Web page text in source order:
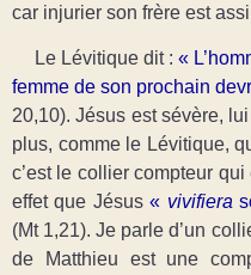
car injurier son frère est
Le Lévitique dit : «
femme de son prochain
20,10). Jésus est sévère,
plus, comme le Lévitique,
c’est le collier compteur
effet que Jésus« vivifiera
(Mt 1,21). Je parle d’un
de Matthieu est une